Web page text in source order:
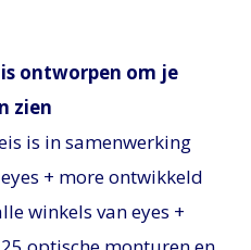
ontworpen om je
zien
is in samenwerking
+ more ontwikkeld
winkels van eyes +